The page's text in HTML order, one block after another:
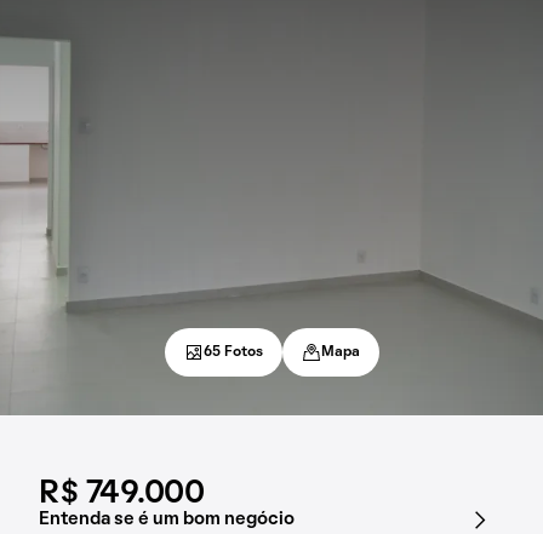
R$ 749.000
Entenda se é um bom negócio
65 Fotos Mapa